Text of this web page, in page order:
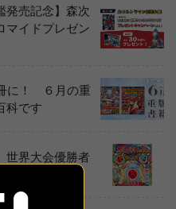
発売記念】森次
マイドプレゼン
に！ ６月の重
科です
世界大会優勝者